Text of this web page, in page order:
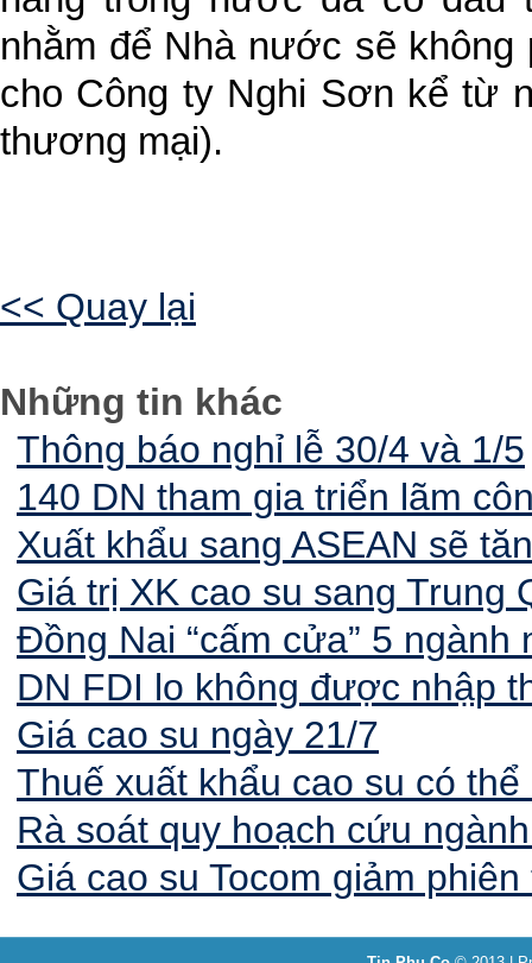
nhằm để Nhà nước sẽ
cho Công ty Nghi Sơn kể từ
thương mại).
<< Quay lại
Những tin khác
Thông báo nghỉ lễ 30/4 và 1/5
140 DN tham gia triển lãm
Xuất khẩu sang ASEAN sẽ
Giá trị XK cao su sang Trung
Đồng Nai “cấm cửa” 5 ngành
DN FDI lo không được nhập
Giá cao su ngày 21/7
Thuế xuất khẩu cao su có thể
Rà soát quy hoạch cứu
Giá cao su Tocom giảm